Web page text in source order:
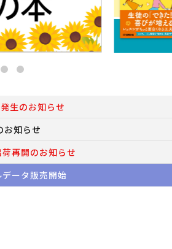
生のお知らせ
お知らせ
荷再開のお知らせ
データ販売開始